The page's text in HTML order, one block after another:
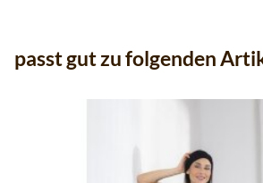
passt gut zu folgenden